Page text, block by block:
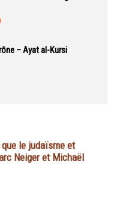
– Ayat al-Kursi
le judaïsme et
Neiger et Michaël